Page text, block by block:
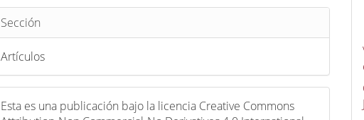
Sección
Artículos
Esta es una publicación bajo la licencia Creative Commons
i